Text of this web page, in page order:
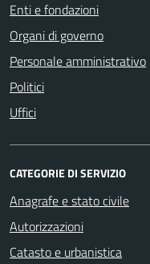
Enti e fondazioni
Organi di governo
Personale amministrativo
Politici
Uffici
CATEGORIE DI SERVIZIO
Anagrafe e stato civile
Autorizzazioni
Catasto e urbanistica